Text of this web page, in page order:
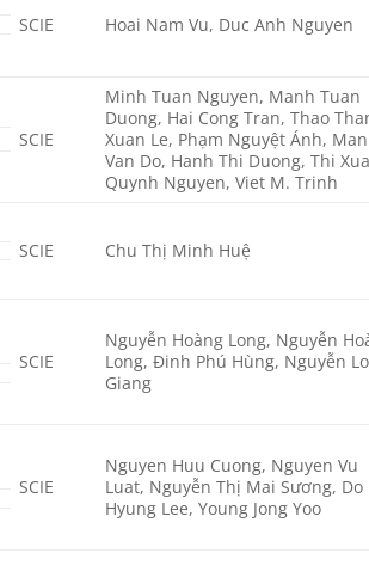
SCIE
Hoai Nam Vu, Duc Anh Nguyen
SCIE
Minh Tuan Nguyen, Manh Tuan
Duong, Hai Cong Tran, Thao
Xuan Le, Phạm Nguyệt Ánh,
Van Do, Hanh Thi Duong, Thi
Quynh Nguyen, Viet M. Trinh
SCIE
Chu Thị Minh Huệ
SCIE
Nguyễn Hoàng Long, Nguyễn
Long, Đinh Phú Hùng, Nguyễn
Giang
SCIE
Nguyen Huu Cuong, Nguyen Vu
Luat, Nguyễn Thị Mai Sương, Do
Hyung Lee, Young Jong Yoo